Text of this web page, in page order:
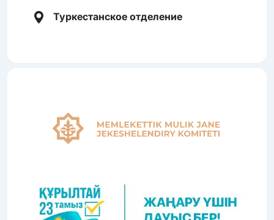
Туркестанское отделение